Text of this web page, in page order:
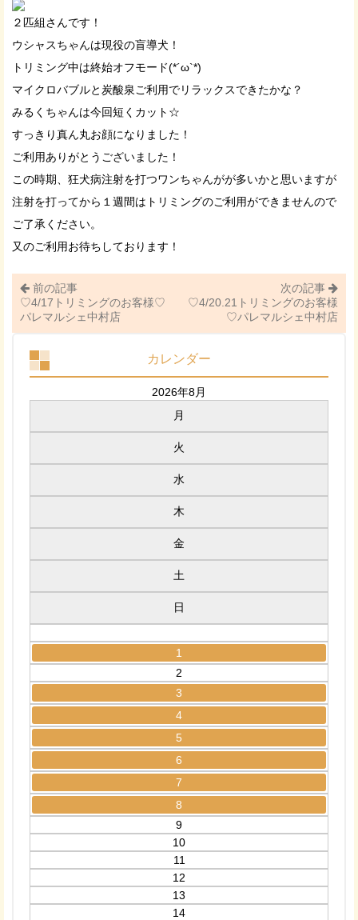
２匹組さんです！
ウシャスちゃんは現役の盲導犬！
トリミング中は終始オフモード(*´ω`*)
マイクロバブルと炭酸泉ご利用でリラックスできたかな？
みるくちゃんは今回短くカット☆
すっきり真ん丸お顔になりました！
ご利用ありがとうございました！
この時期、狂犬病注射を打つワンちゃんがが多いかと思いますが
注射を打ってから１週間はトリミングのご利用ができませんので
ご了承ください。
又のご利用お待ちしております！
前の記事
♡4/17トリミングのお客様♡
パレマルシェ中村店
次の記事
♡4/20.21トリミングのお客様
♡パレマルシェ中村店
カレンダー
2026年8月
月
火
水
木
金
土
日
1
2
3
4
5
6
7
8
9
10
11
12
13
14